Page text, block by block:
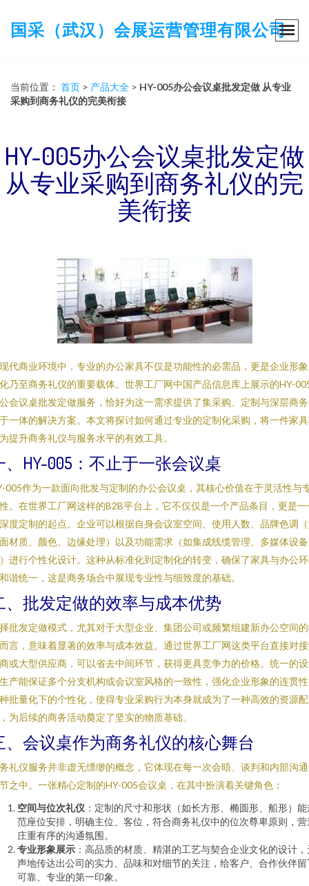
国采（武汉）会展运营管理有限公司
当前位置： 首页 > 产品大全 > HY-005办公会议桌批发定做 从专业
采购到商务礼仪的完美衔接
HY-005办公会议桌批发定做
从专业采购到商务礼仪的完
美衔接
代商业环境中，专业的办公家具不仅是功能性的必需品，更是企业形
乃至商务礼仪的重要载体。世界工厂网中国产品信息库上展示的HY-
会议桌批发定做服务，恰好为这一需求提供了集采购、定制与深层商
一体的解决方案。本文将探讨如何通过专业的定制化采购，将一件家
提升商务礼仪与服务水平的有效工具。
、HY-005：不止于一张会议桌
005作为一款面向批发与定制的办公会议桌，其核心价值在于灵活性与
。在世界工厂网这样的B2B平台上，它不仅仅是一个产品条目，更是一
度定制的起点。企业可以根据自身会议室空间、使用人数、品牌色调
材质、颜色、边缘处理）以及功能需求（如集成线缆管理、多媒体设
进行个性化设计。这种从标准化到定制化的转变，确保了家具与办公
谐统一，这是商务场合中展现专业性与细致度的基础。
、批发定做的效率与成本优势
批发定做模式，尤其对于大型企业、集团公司或频繁组建新办公空间
言，意味着显著的效率与成本效益。通过世界工厂网这类平台直接对
或大型供应商，可以省去中间环节，获得更具竞争力的价格。统一的
产能保证多个分支机构或会议室风格的一致性，强化企业形象的连贯
批量化下的个性化，使得专业采购行为本身就成为了一种高效的资源配
为后续的商务活动奠定了坚实的物质基础。
、会议桌作为商务礼仪的核心舞台
礼仪服务并非虚无缥缈的概念，它体现在每一次会晤、谈判和内部沟
之中。一张精心定制的HY-005会议桌，在其中扮演着关键角色：
空间与位次礼仪 ：定制的尺寸和形状（如长方形、椭圆形、船形）能
范座位安排，明确主位、客位，符合商务礼仪中的位次尊卑原则，营
庄重有序的沟通氛围。
专业形象展示 ：高品质的材质、精湛的工艺与契合企业文化的设计，
声地传达出公司的实力、品味和对细节的关注，给客户、合作伙伴留
可靠、专业的第一印象。